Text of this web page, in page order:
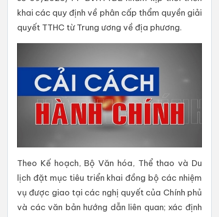
khai các quy định về phân cấp thẩm quyền giải
quyết TTHC từ Trung ương về địa phương.
Theo Kế hoạch, Bộ Văn hóa, Thể thao và Du
lịch đặt mục tiêu triển khai đồng bộ các nhiệm
vụ được giao tại các nghị quyết của Chính phủ
và các văn bản hướng dẫn liên quan; xác định